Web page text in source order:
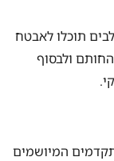
תוכלו לאבטח
ולבסוף
המיושמים